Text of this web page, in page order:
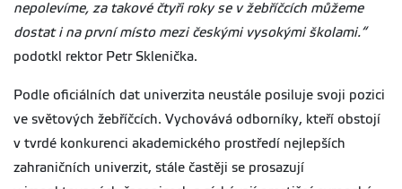
nepolevíme, za takové čtyři roky se v žebříčcích můžeme
dostat i na první místo mezi českými vysokými školami.“
podotkl rektor Petr Sklenička.
Podle oficiálních dat univerzita neustále posiluje svoji pozici
ve světových žebříčcích. Vychovává odborníky, kteří obstojí
v tvrdé konkurenci akademického prostředí nejlepších
zahraničních univerzit, stále častěji se prosazují